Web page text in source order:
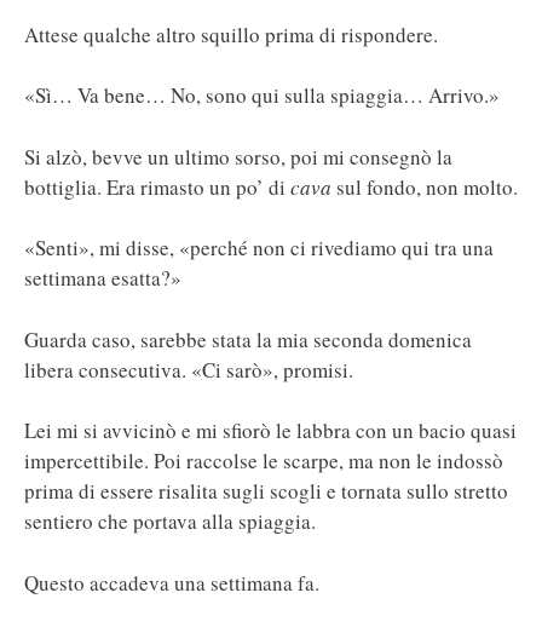
Attese qualche altro squillo prima di rispondere.
«Sì… Va bene… No, sono qui sulla spiaggia… Arrivo.»
Si alzò, bevve un ultimo sorso, poi mi consegnò la
bottiglia. Era rimasto un po’ di cava sul fondo, non molto.
«Senti», mi disse, «perché non ci rivediamo qui tra una
settimana esatta?»
Guarda caso, sarebbe stata la mia seconda domenica
libera consecutiva. «Ci sarò», promisi.
Lei mi si avvicinò e mi sfiorò le labbra con un bacio quasi
impercettibile. Poi raccolse le scarpe, ma non le indossò
prima di essere risalita sugli scogli e tornata sullo stretto
sentiero che portava alla spiaggia.
Questo accadeva una settimana fa.